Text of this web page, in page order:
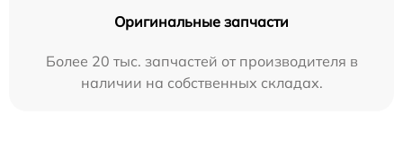
Оригинальные запчасти
Более 20 тыс. запчастей от производителя в
наличии на собственных складах.